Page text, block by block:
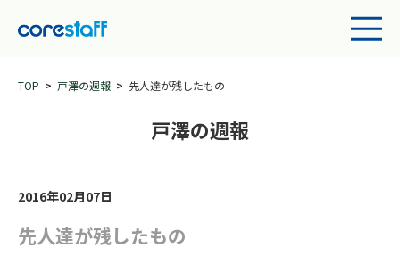
TOP 戸澤の週報 先人達が残したもの
戸澤の週報
2016年02月07日
先人達が残したもの